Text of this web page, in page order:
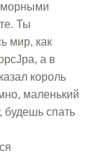
Ты
мир, как
а в
король
маленький
будешь спать